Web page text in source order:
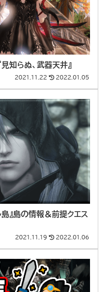
知らぬ、武器天井』
2021.11.22 2022.01.05
』島の情報＆前提クエス
2021.11.19 2022.01.06